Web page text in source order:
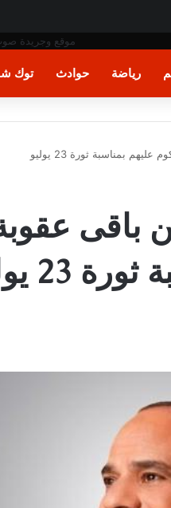
تدعو الطلاب إلى سرعة التسجيل وعدم
رياضة حوادث توك
بمناسبة ثورة 23 يوليو
باقى
يوليو